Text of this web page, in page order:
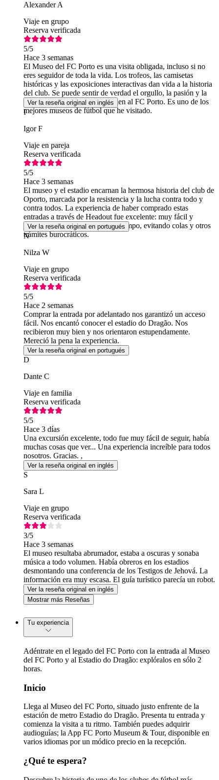
Alexander A
Viaje en grupo
Reserva verificada
5/5
Hace 3 semanas
El Museo del FC Porto es una visita obligada, incluso si no
eres seguidor de toda la vida. Los trofeos, las camisetas
históricas y las exposiciones interactivas dan vida a la historia
del club. Se puede sentir de verdad el orgullo, la pasión y la
mentalidad ganadora que definen al FC Porto. Es uno de los
mejores museos de fútbol que he visitado.
Ver la reseña original en inglés
I
Igor F
Viaje en pareja
Reserva verificada
5/5
Hace 3 semanas
El museo y el estadio encarnan la hermosa historia del club de
Oporto, marcada por la resistencia y la lucha contra todo y
contra todos. La experiencia de haber comprado estas
entradas a través de Headout fue excelente: muy fácil y
práctica, y me ayudó a ahorrar tiempo, evitando colas y otros
trámites burocráticos.
Ver la reseña original en portugués
N
Nilza W
Viaje en grupo
Reserva verificada
5/5
Hace 2 semanas
Comprar la entrada por adelantado nos garantizó un acceso
fácil. Nos encantó conocer el estadio do Dragão. Nos
recibieron muy bien y nos orientaron estupendamente.
Mereció la pena la experiencia.
Ver la reseña original en portugués
D
Dante C
Viaje en familia
Reserva verificada
5/5
Hace 3 días
Una excursión excelente, todo fue muy fácil de seguir, había
muchas cosas que ver... Una experiencia increíble para todos
nosotros. Gracias. ,
Ver la reseña original en inglés
S
Sara L
Viaje en grupo
Reserva verificada
3/5
Hace 3 semanas
El museo resultaba abrumador, estaba a oscuras y sonaba
música a todo volumen. Había obreros en los estadios
desmontando una conferencia de los Testigos de Jehová. La
información era muy escasa. El guía turístico parecía un robot.
No vimos el vestuario local.
Ver la reseña original en inglés
Mostrar más Reseñas
Tu experiencia
Adéntrate en el legado del FC Porto con la entrada al Museo
del FC Porto y al Estadio do Dragão: explóralos en sólo 2
horas.
Inicio
Llega al Museo del FC Porto, situado justo enfrente de la
estación de metro Estadio do Dragão. Presenta tu entrada y
comienza la visita a tu ritmo. También puedes adquirir
audioguías; la App FC Porto Museum & Tour, disponible en
varios idiomas por un módico precio en la recepción.
¿Qué te espera?